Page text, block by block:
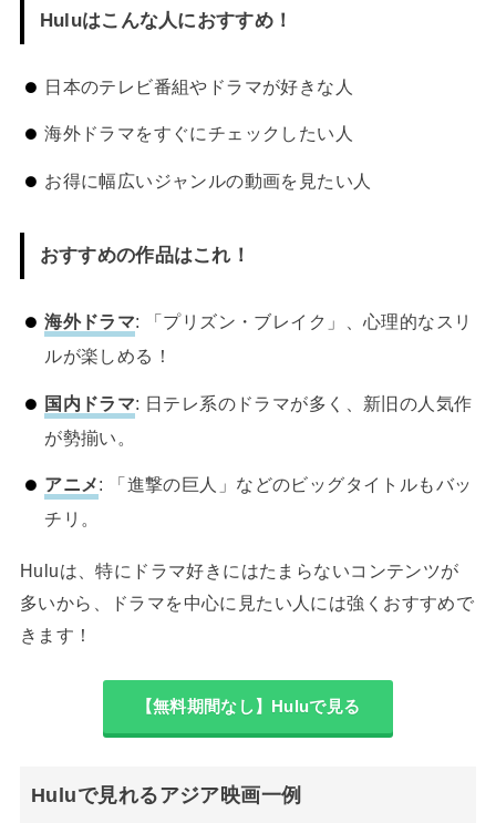
Huluはこんな人におすすめ！
日本のテレビ番組やドラマが好きな人
海外ドラマをすぐにチェックしたい人
お得に幅広いジャンルの動画を見たい人
おすすめの作品はこれ！
海外ドラマ: 「プリズン・ブレイク」、心理的なスリ
ルが楽しめる！
国内ドラマ: 日テレ系のドラマが多く、新旧の人気作
が勢揃い。
アニメ: 「進撃の巨人」などのビッグタイトルもバッ
チリ。
Huluは、特にドラマ好きにはたまらないコンテンツが
多いから、ドラマを中心に見たい人には強くおすすめで
きます！
【無料期間なし】Huluで見る
Huluで見れるアジア映画一例